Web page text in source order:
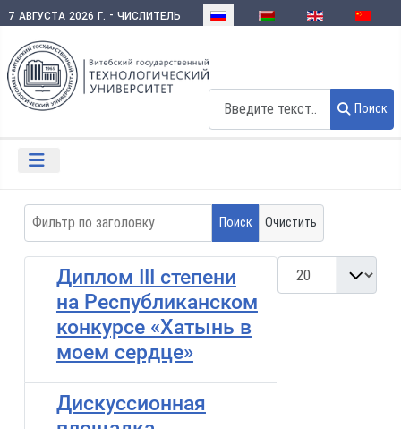
7 августа 2026 г. - числитель Выберите язык
Поиск
Фильтр по заголовку
Поиск Очистить
Кол-во строк:
Диплом III степени
на Республиканском
конкурсе «Хатынь в
моем сердце»
Дискуссионная